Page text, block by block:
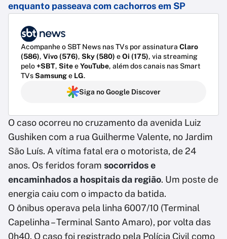
enquanto passeava com cachorros em SP
Acompanhe o SBT News nas TVs por assinatura Claro
(586), Vivo (576), Sky (580) eOi (175), via streaming
pelo+SBT, SiteeYouTube, além dos canais nas Smart
TVsSamsunge LG.
Siga no Google Discover
O caso ocorreu no cruzamento da avenida Luiz
Gushiken com a rua Guilherme Valente, no Jardim
São Luís. A vítima fatal era o motorista, de 24
anos. Os feridos foram socorridos e
encaminhados a hospitais da região. Um poste de
energia caiu com o impacto da batida.
O ônibus operava pela linha 6007/10 (Terminal
Capelinha – Terminal Santo Amaro), por volta das
0h40. O caso foi registrado pela Polícia Civil como